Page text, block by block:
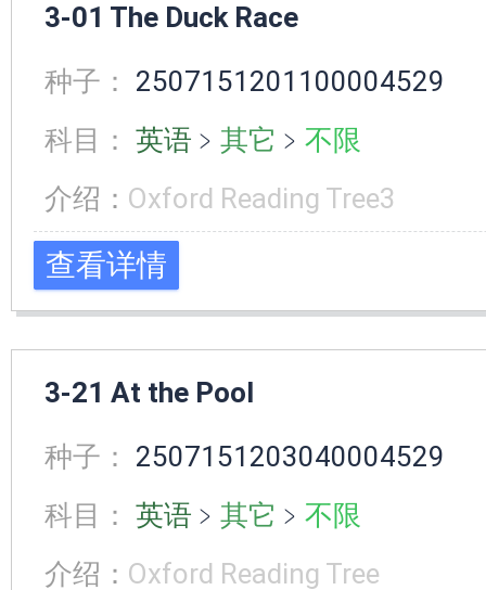
3-01 The Duck Race
种子： 2507151201100004529
科目： 英语 ﹥ 其它 ﹥ 不限
介绍： Oxford Reading Tree3
查看详情
3-21 At the Pool
种子： 2507151203040004529
科目： 英语 ﹥ 其它 ﹥ 不限
介绍： Oxford Reading Tree